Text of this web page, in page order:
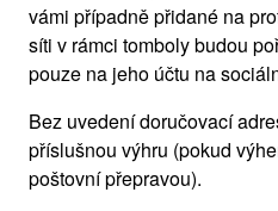
vámi případně přidané na
síti v rámci tomboly budou
pouze na jeho účtu na
Bez uvedení doručovací
příslušnou výhru (pokud
poštovní přepravou).